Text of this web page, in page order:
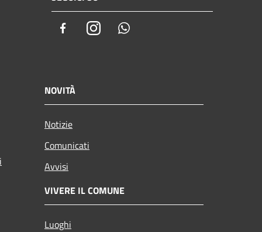
FacebookInstagram
NOVITÀ
Notizie
Comunicati
Avvisi
VIVERE IL COMUNE
Luoghi